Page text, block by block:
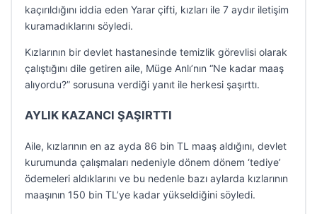
kaçırıldığını iddia eden Yarar çifti, kızları ile 7 aydır iletişim
kuramadıklarını söyledi.
Kızlarının bir devlet hastanesinde temizlik görevlisi olarak
çalıştığını dile getiren aile, Müge Anlı’nın “Ne kadar maaş
alıyordu?” sorusuna verdiği yanıt ile herkesi şaşırttı.
AYLIK KAZANCI ŞAŞIRTTI
Aile, kızlarının en az ayda 86 bin TL maaş aldığını, devlet
kurumunda çalışmaları nedeniyle dönem dönem ‘tediye’
ödemeleri aldıklarını ve bu nedenle bazı aylarda kızlarının
maaşının 150 bin TL’ye kadar yükseldiğini söyledi.